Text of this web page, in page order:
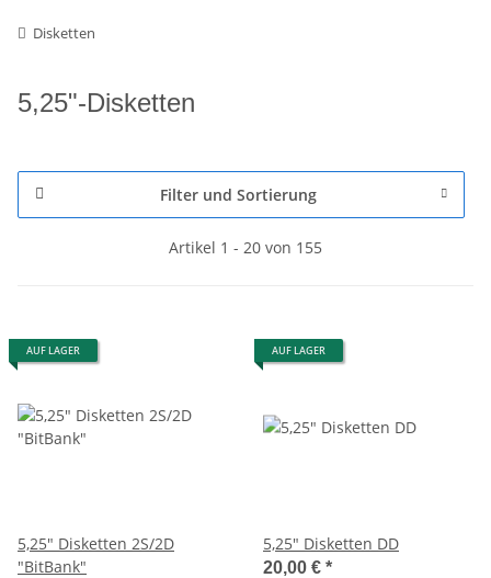
Disketten
5,25"-Disketten
Filter und Sortierung
Artikel 1 - 20 von 155
AUF LAGER
5,25" Disketten 2S/2D
"BitBank"
AUF LAGER
5,25" Disketten DD
20,00 € *